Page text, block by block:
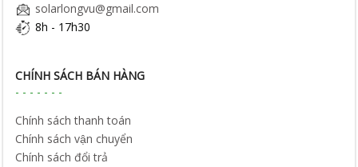
solarlongvu@gmail.com
8h - 17h30
CHÍNH SÁCH BÁN HÀNG
Chính sách thanh toán
Chính sách vận chuyển
Chính sách đổi trả